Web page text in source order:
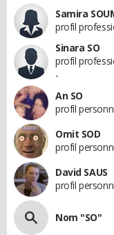
Samira
profil
Sinara SO
profil
-
An SO
profil
Omit SOD
profil
David SAUS
profil
Nom "SO"